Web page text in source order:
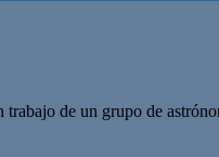
de un grupo de